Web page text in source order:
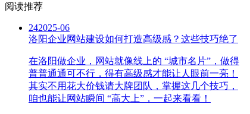
阅读推荐
242025-06
洛阳企业网站建设如何打造高级感？这些技巧绝了
在洛阳做企业，网站就像线上的 “城市名片”，做得
普普通通可不行，得有高级感才能让人眼前一亮！
其实不用花大价钱请大牌团队，掌握这几个技巧，
咱也能让网站瞬间 “高大上”，一起来看看！